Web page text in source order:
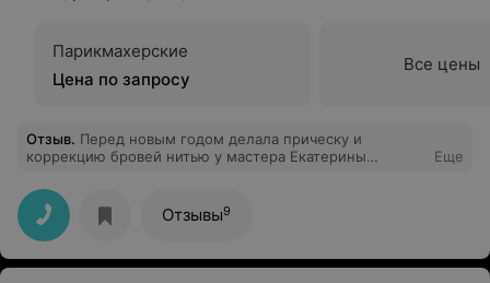
Парикмахерские
Цена по запросу
Все цены
Отзыв. Перед новым годом делала прическу и
коррекцию бровей нитью у мастера Екатерины
волосику лежал, просто идеально. Стиль был
абсолютно точно подобран к моему наряду.
Коррекцию бровей нитью делала впервые, очень
заинтересовала меня эта процедура. Немного
больновато, но зато убираются абсолютно все
Еще
Отзывы9